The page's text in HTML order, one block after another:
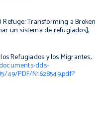
Refuge: Transforming a Broken
un sistema de refugiados],
Refugiados y los Migrantes,
dds-
49/PDF/N1628549.pdf?